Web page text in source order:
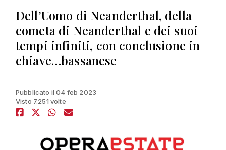
Dell’Uomo di Neanderthal, della
cometa di Neanderthal e dei suoi
tempi infiniti, con conclusione in
chiave…bassanese
Pubblicato il 04 feb 2023
Visto 7.251 volte